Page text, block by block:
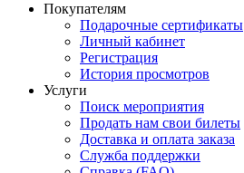
Покупателям
Подарочные сертификаты
Личный кабинет
Регистрация
История просмотров
Услуги
Поиск мероприятия
Продать нам свои билеты
Доставка и оплата заказа
Служба поддержки